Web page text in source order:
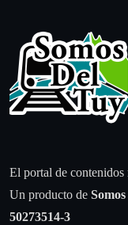
El portal de contenidos
Un producto de
50273514-3